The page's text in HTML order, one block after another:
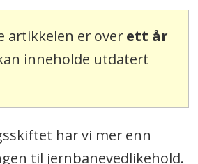
artikkelen er over ett år
inneholde utdatert
har vi mer enn
til jernbanevedlikehold.